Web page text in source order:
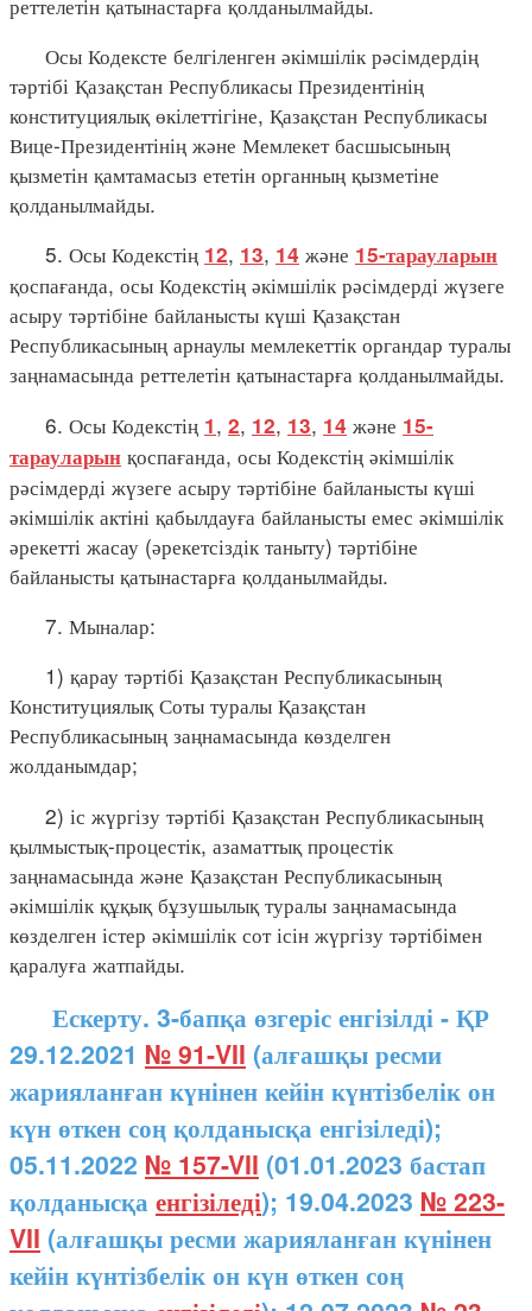
Осы Кодексте белгіленген әкімшілік рәсімдердің
тәртібі Қазақстан Республикасы Президентінің
конституциялық өкілеттігіне, Қазақстан Республикасы
Вице-Президентінің және Мемлекет басшысының
қызметін қамтамасыз ететін органның қызметіне
қолданылмайды.
5. Осы Кодекстің 12, 13, 14 және 15-тарауларын
қоспағанда, осы Кодекстің әкімшілік рәсімдерді жүзеге
асыру тәртібіне байланысты күші Қазақстан
Республикасының арнаулы мемлекеттік органдар туралы
заңнамасында реттелетін қатынастарға қолданылмайды.
6. Осы Кодекстің 1, 2, 12, 13, 14 және 15-
тарауларын қоспағанда, осы Кодекстің әкімшілік
рәсімдерді жүзеге асыру тәртібіне байланысты күші
әкімшілік актіні қабылдауға байланысты емес әкімшілік
әрекетті жасау (әрекетсіздік таныту) тәртібіне
байланысты қатынастарға қолданылмайды.
7. Мыналар:
1) қарау тәртібі Қазақстан Республикасының
Конституциялық Соты туралы Қазақстан
Республикасының заңнамасында көзделген
жолданымдар;
2) іс жүргізу тәртібі Қазақстан Республикасының
қылмыстық-процестік, азаматтық процестік
заңнамасында және Қазақстан Республикасының
әкімшілік құқық бұзушылық туралы заңнамасында
көзделген істер әкімшілік сот ісін жүргізу тәртібімен
қаралуға жатпайды.
Ескерту. 3-бапқа өзгеріс енгізілді - ҚР
29.12.2021 № 91-VII (алғашқы ресми
жарияланған күнінен кейін күнтізбелік он
күн өткен соң қолданысқа енгізіледі);
05.11.2022 № 157-VII (01.01.2023 бастап
қолданысқа енгізіледі); 19.04.2023 № 223-
VII (алғашқы ресми жарияланған күнінен
кейін күнтізбелік он күн өткен соң